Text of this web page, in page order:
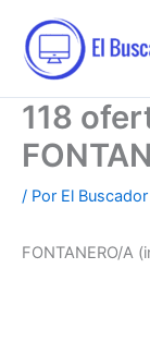
contenido
118
/ Por El
FONTANERO/A